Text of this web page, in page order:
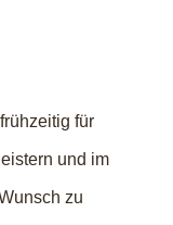
für
und im
zu